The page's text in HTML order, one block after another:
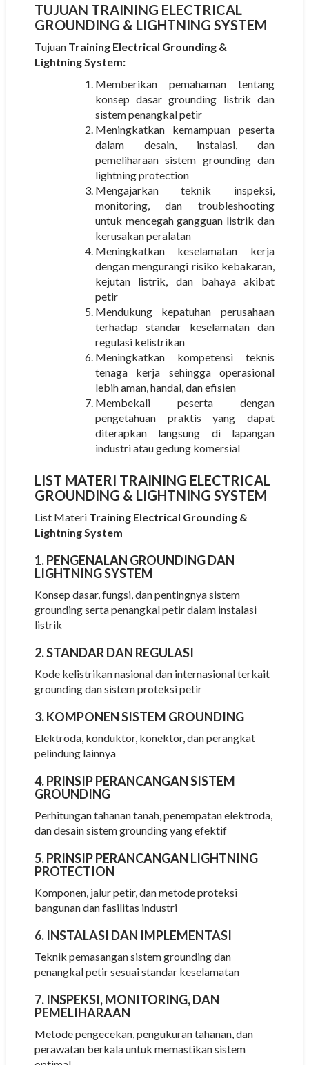
TUJUAN TRAINING ELECTRICAL
GROUNDING & LIGHTNING SYSTEM
Tujuan Training Electrical Grounding &
Lightning System:
Memberikan pemahaman tentang
konsep dasar grounding listrik dan
sistem penangkal petir
Meningkatkan kemampuan peserta
dalam desain, instalasi, dan
pemeliharaan sistem grounding dan
lightning protection
Mengajarkan teknik inspeksi,
monitoring, dan troubleshooting
untuk mencegah gangguan listrik dan
kerusakan peralatan
Meningkatkan keselamatan kerja
dengan mengurangi risiko kebakaran,
kejutan listrik, dan bahaya akibat
petir
Mendukung kepatuhan perusahaan
terhadap standar keselamatan dan
regulasi kelistrikan
Meningkatkan kompetensi teknis
tenaga kerja sehingga operasional
lebih aman, handal, dan efisien
Membekali peserta dengan
pengetahuan praktis yang dapat
diterapkan langsung di lapangan
industri atau gedung komersial
LIST MATERI TRAINING ELECTRICAL
GROUNDING & LIGHTNING SYSTEM
List Materi Training Electrical Grounding &
Lightning System
1. PENGENALAN GROUNDING DAN
LIGHTNING SYSTEM
Konsep dasar, fungsi, dan pentingnya sistem
grounding serta penangkal petir dalam instalasi
listrik
2. STANDAR DAN REGULASI
Kode kelistrikan nasional dan internasional terkait
grounding dan sistem proteksi petir
3. KOMPONEN SISTEM GROUNDING
Elektroda, konduktor, konektor, dan perangkat
pelindung lainnya
4. PRINSIP PERANCANGAN SISTEM
GROUNDING
Perhitungan tahanan tanah, penempatan elektroda,
dan desain sistem grounding yang efektif
5. PRINSIP PERANCANGAN LIGHTNING
PROTECTION
Komponen, jalur petir, dan metode proteksi
bangunan dan fasilitas industri
6. INSTALASI DAN IMPLEMENTASI
Teknik pemasangan sistem grounding dan
penangkal petir sesuai standar keselamatan
7. INSPEKSI, MONITORING, DAN
PEMELIHARAAN
Metode pengecekan, pengukuran tahanan, dan
perawatan berkala untuk memastikan sistem